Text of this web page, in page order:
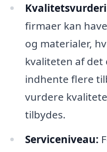
firmaer kan
og materialer,
kvaliteten af det
indhente flere
vurdere
tilbydes.
Serviceniveau: